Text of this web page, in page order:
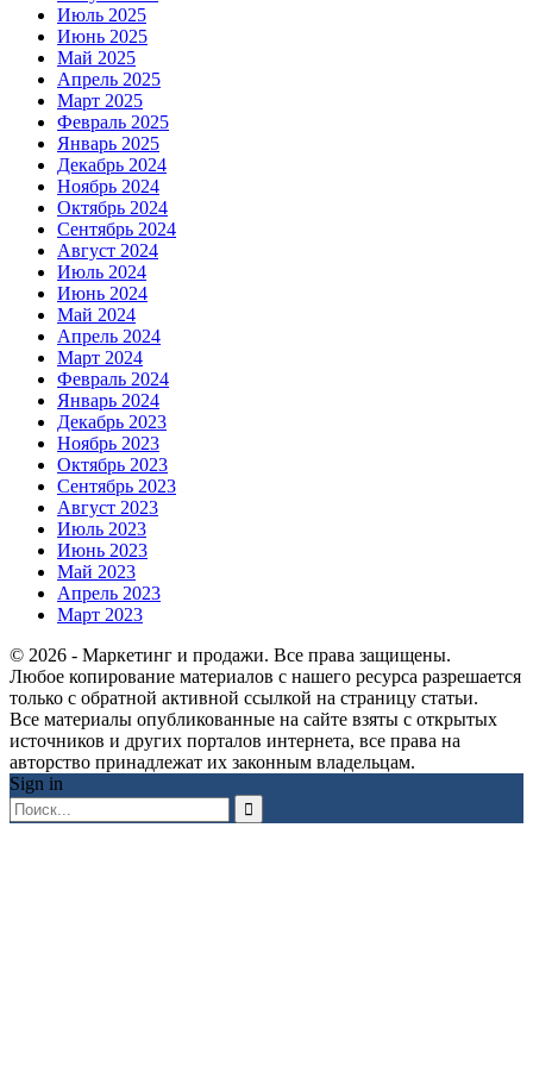
Июль 2025
Июнь 2025
Май 2025
Апрель 2025
Март 2025
Февраль 2025
Январь 2025
Декабрь 2024
Ноябрь 2024
Октябрь 2024
Сентябрь 2024
Август 2024
Июль 2024
Июнь 2024
Май 2024
Апрель 2024
Март 2024
Февраль 2024
Январь 2024
Декабрь 2023
Ноябрь 2023
Октябрь 2023
Сентябрь 2023
Август 2023
Июль 2023
Июнь 2023
Май 2023
Апрель 2023
Март 2023
© 2026 - Маркетинг и продажи. Все права защищены.
Любое копирование материалов с нашего ресурса разрешается
только с обратной активной ссылкой на страницу статьи.
Все материалы опубликованные на сайте взяты с открытых
источников и других порталов интернета, все права на
авторство принадлежат их законным владельцам.
Sign in